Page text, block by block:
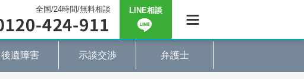
全国/24時間/無料相談 LINE相談
後遺障害 示談交渉 弁護士